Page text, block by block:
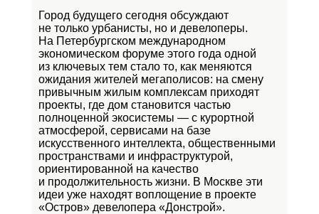
Город будущего сегодня обсуждают
не только урбанисты, но и девелоперы.
На Петербургском международном
экономическом форуме этого года одной
из ключевых тем стало то, как меняются
ожидания жителей мегаполисов: на смену
привычным жилым комплексам приходят
проекты, где дом становится частью
полноценной экосистемы — с курортной
атмосферой, сервисами на базе
искусственного интеллекта, общественными
пространствами и инфраструктурой,
ориентированной на качество
и продолжительность жизни. В Москве эти
идеи уже находят воплощение в проекте
«Остров» девелопера «Донстрой».